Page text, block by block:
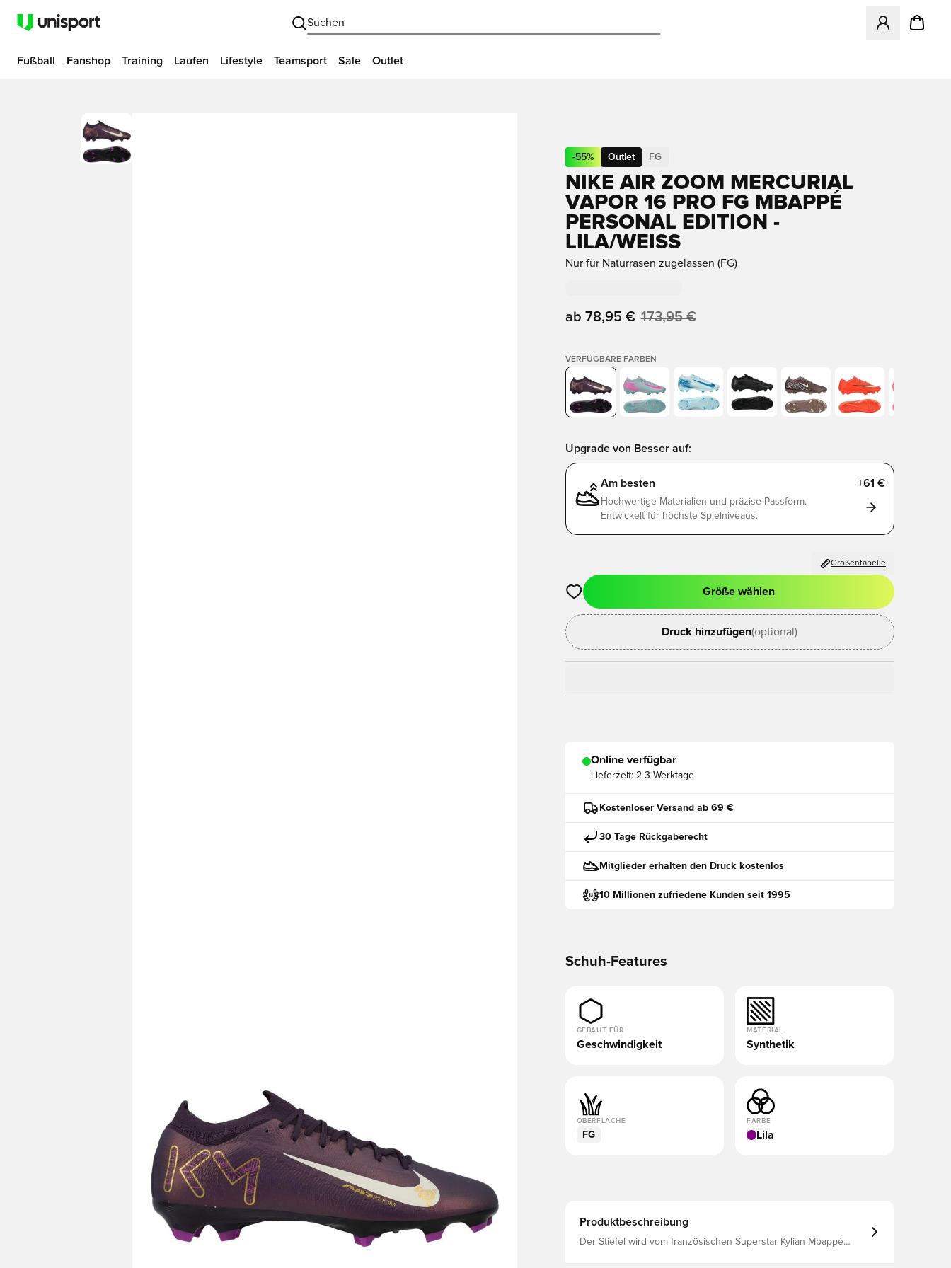
Suchen
Öffnet ein
Fußball Fanshop Training Laufen Lifestyle Teamsport Sale Outlet
-55% Outlet FG
NIKE AIR ZOOM MERCURIAL
VAPOR 16 PRO FG MBAPPÉ
PERSONAL EDITION -
LILA/WEISS
Nur für Naturrasen zugelassen (FG)
ab 78,95 € 173,95 €
VERFÜGBARE FARBEN
Upgrade von Besser auf:
Am besten +61 €
Hochwertige Materialien und präzise Passform.
Entwickelt für höchste Spielniveaus.
Größentabelle
Öffnet ein neues Fenster zum Anmelden oder Registrieren als Mitglied
Größe wählen
Druck hinzufügen(optional)
Online verfügbar
Lieferzeit: 2-3 Werktage
Kostenloser Versand ab 69 €
30 Tage Rückgaberecht
Mitglieder erhalten den Druck kostenlos
10 Millionen zufriedene Kunden seit 1995
Schuh-Features
GEBAUT FÜR
Geschwindigkeit
MATERIAL
Synthetik
OBERFLÄCHE
FG
FARBE
Lila
Produktbeschreibung
Der Stiefel wird vom französischen Superstar Kylian Mbappé